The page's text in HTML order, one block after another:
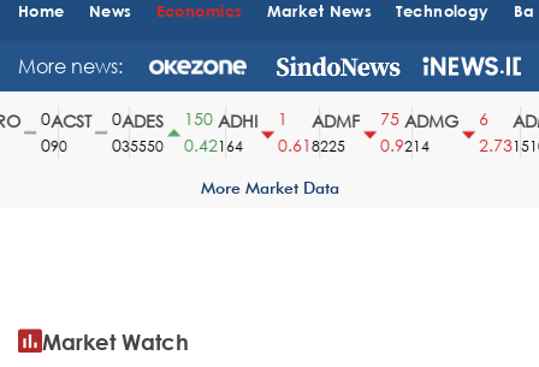
Home News Economics Market News Technology
More news:
ACST
90
ADES
35550
150
0.42
ADHI
164
0.61
ADMF
8225
75
0.9
ADMG
214
2.731510
More Market Data
Market Watch